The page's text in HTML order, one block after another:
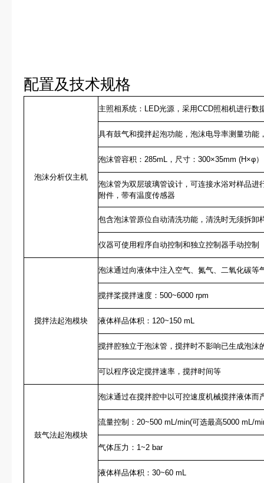
配置及技术规格
泡沫分析仪主机
主照相系统：LED光源，采用CCD照相机进行
具有鼓气和搅拌起泡功能，泡沫电导率测量功
泡沫管容积：285mL，尺寸：300×35mm (H×φ）
泡沫管为双层玻璃管设计，可连接水浴对样品
附件，带有温度传感器
包含泡沫管原位自动清洗功能，清洗时无须拆卸
仪器可使用程序自动控制和独立控制器手动控制
搅拌法起泡模块
泡沫通过向液体中注入空气、氮气、二氧化碳等
搅拌桨搅拌速度：500~6000 rpm
液体样品体积：120~150 mL
搅拌腔独立于泡沫管，搅拌时不影响已生成泡沫
可以程序设定搅拌速率，搅拌时间等
鼓气法起泡模块
泡沫通过在搅拌腔中以可控速度机械搅拌液体而
流量控制：20~500 mL/min(可选最高5000 mL/
气体压力：1~2 bar
液体样品体积：30~60 mL